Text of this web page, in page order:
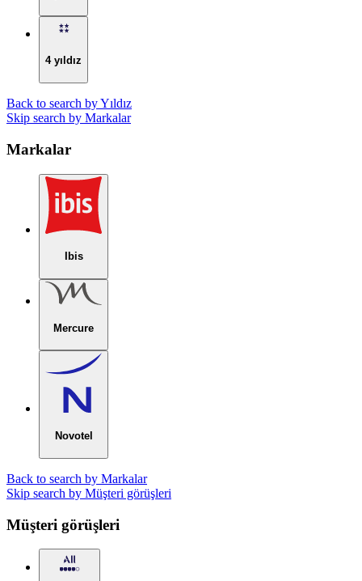
4 yıldız
Back to search by Yıldız
Skip search by Markalar
Markalar
Ibis
Mercure
Novotel
Back to search by Markalar
Skip search by Müşteri görüşleri
Müşteri görüşleri